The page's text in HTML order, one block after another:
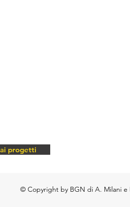
progetti
© Copyright by BGN di A. Milani e